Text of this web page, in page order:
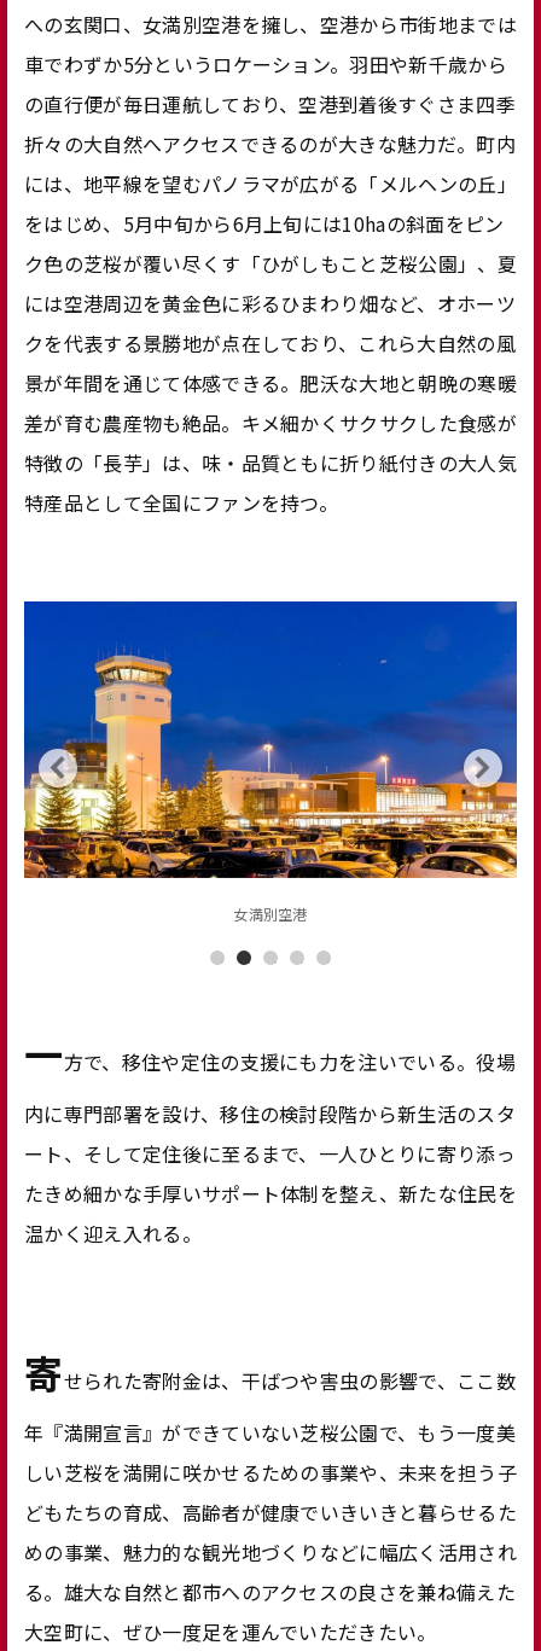
への玄関口、女満別空港を擁し、空港から市街地までは
車でわずか5分というロケーション。羽田や新千歳から
の直行便が毎日運航しており、空港到着後すぐさま四季
折々の大自然へアクセスできるのが大きな魅力だ。町内
には、地平線を望むパノラマが広がる「メルヘンの丘」
をはじめ、5月中旬から6月上旬には10haの斜面をピン
ク色の芝桜が覆い尽くす「ひがしもこと芝桜公園」、夏
には空港周辺を黄金色に彩るひまわり畑など、オホーツ
クを代表する景勝地が点在しており、これら大自然の風
景が年間を通じて体感できる。肥沃な大地と朝晩の寒暖
差が育む農産物も絶品。キメ細かくサクサクした食感が
特徴の「長芋」は、味・品質ともに折り紙付きの大人気
特産品として全国にファンを持つ。
大空高等学校
一方で、移住や定住の支援にも力を注いでいる。役場
内に専門部署を設け、移住の検討段階から新生活のスタ
ート、そして定住後に至るまで、一人ひとりに寄り添っ
たきめ細かな手厚いサポート体制を整え、新たな住民を
温かく迎え入れる。
寄せられた寄附金は、干ばつや害虫の影響で、ここ数
年『満開宣言』ができていない芝桜公園で、もう一度美
しい芝桜を満開に咲かせるための事業や、未来を担う子
どもたちの育成、高齢者が健康でいきいきと暮らせるた
めの事業、魅力的な観光地づくりなどに幅広く活用され
る。雄大な自然と都市へのアクセスの良さを兼ね備えた
大空町に、ぜひ一度足を運んでいただきたい。